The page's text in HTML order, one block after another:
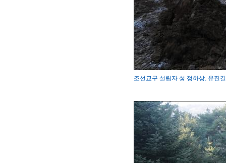
조선교구 설립자 성 정하상, 유진